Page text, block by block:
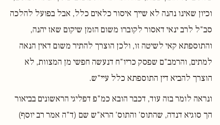
וכיון שאינו נהנה לא שייך איסור כלאים כלל, אבל בפועל להלכה
סב"ל לרב ינאי דאסור לקוברו משום הזמן שיקום שאז יהנה,
והתוספתא קאי לשיטה זו, ולכן הוצרך להתיר משום דאין הנאה
למתים, והרמב"ם שפסק כריו"ח דנעשה חפשי מן המצוות, לא
הוצרך להביא דין התוספתא כלל עיי"ש.
ונראה לומר בזה עוד, דכבר הובא כמ"פ דפליגי הראשונים בביאור
הך סוגיא דנדה, שהתוס' והתוס' הרא"ש שם (ד"ה אמר רב יוסף)